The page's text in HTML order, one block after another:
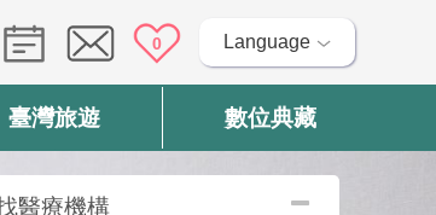
0 Language
臺灣旅遊 數位典藏
醫療機構